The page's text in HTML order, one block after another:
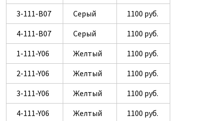
3-111-B07
Серый
1100 руб.
4-111-B07
Серый
1100 руб.
1-111-Y06
Желтый
1100 руб.
2-111-Y06
Желтый
1100 руб.
3-111-Y06
Желтый
1100 руб.
4-111-Y06
Желтый
1100 руб.